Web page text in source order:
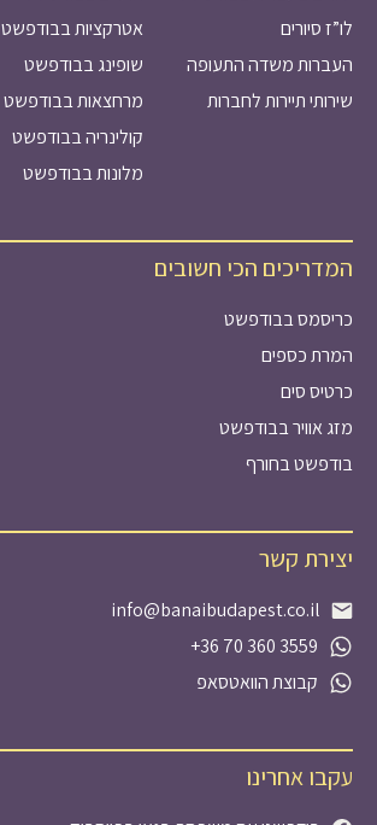
לו”ז סיורים
העברות משדה התעופה
שירותי תיירות לחברות
אטרקציות בבודפשט
שופינג בבודפשט
מרחצאות בבודפשט
קולינריה בבודפשט
מלונות בבודפשט
המדריכים הכי חשובים
כריסמס בבודפשט
המרת כספים
כרטיס סים
מזג אוויר בבודפשט
בודפשט בחורף
יצירת קשר
info@banaibudapest.co.il
+36 70 360 3559
קבוצת הוואטסאפ
עקבו אחרינו